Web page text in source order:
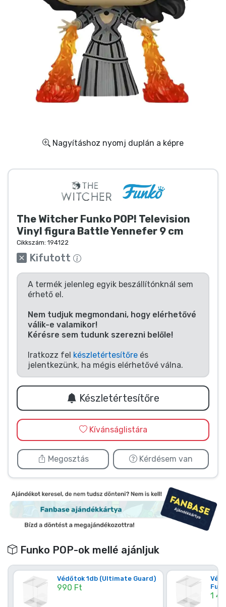
Nagyításhoz nyomj duplán a képre
The Witcher Funko POP! Television
Vinyl figura Battle Yennefer 9 cm
Cikkszám: 194122
Kifutott
A termék jelenleg egyik beszállítónknál sem
érhető el.
Nem tudjuk megmondani, hogy elérhetővé
válik-e valamikor!
Kérésre sem tudunk szerezni belőle!
Iratkozz fel készletértesítőre és
jelentkezünk, ha mégis elérhetővé válna.
Készletértesítőre
Kívánságlistára
Megosztás Kérdésem van
Funko POP-ok mellé ajánljuk
Védőtok 1db (Ultimate Guard)
990 Ft
1
Ajándékkártya
Szállítás és fizetés
Sorozatos cuccok
Filmes cuccok
Animés cuccok
Gamer cuccok
Sportos cuccok
Zenés cuccok
Terméktípusok
Márkák